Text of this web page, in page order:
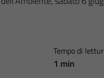
Tempo di
1 min